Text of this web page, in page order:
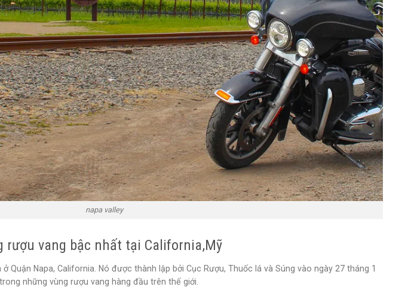
napa valley
rượu vang bậc nhất tại California,Mỹ
Quận Napa, California. Nó được thành lập bởi Cục Rượu, Thuốc lá và Súng vào ngày 27 tháng 1
những vùng rượu vang hàng đầu trên thế giới.